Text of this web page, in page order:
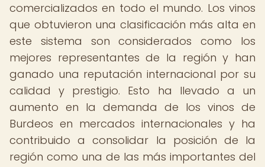
comercializados en todo el mundo. Los vinos
que obtuvieron una clasificación más alta en
este sistema son considerados como los
mejores representantes de la región y han
ganado una reputación internacional por su
calidad y prestigio. Esto ha llevado a un
aumento en la demanda de los vinos de
Burdeos en mercados internacionales y ha
contribuido a consolidar la posición de la
región como una de las más importantes del